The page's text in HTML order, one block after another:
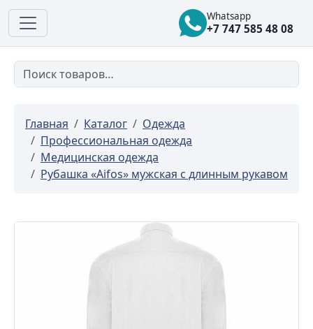
Whatsapp
+7 747 585 48 08
Главная Каталог
Одежда
Профессиональная одежда
Медицинская одежда
Рубашка «Aifos» мужская с длинным рукавом